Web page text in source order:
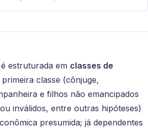
estruturada em classes de
primeira classe (cônjuge,
e filhos não emancipados
inválidos, entre outras hipóteses)
presumida; já dependentes